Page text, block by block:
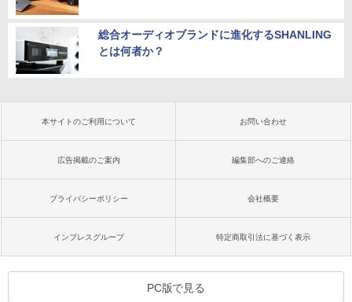
総合オーディオブランドに進化するSHANLING
とは何者か？
本サイトのご利用について お問い合わせ
広告掲載のご案内 編集部へのご連絡
プライバシーポリシー 会社概要
インプレスグループ 特定商取引法に基づく表示
PC版で見る